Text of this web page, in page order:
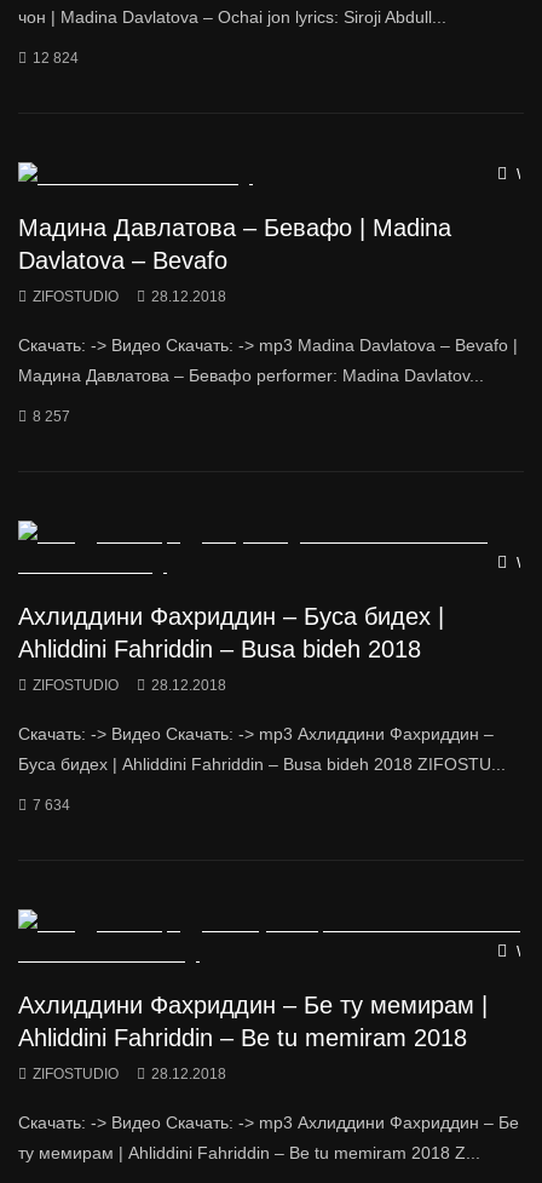
чон | Madina Davlatova – Ochai jon lyrics: Siroji Abdull...
12 824
Мадина Давлатова – Бевафо | Madina
Davlatova – Bevafo
ZIFOSTUDIO 28.12.2018
Скачать: -> Видео Скачать: -> mp3 Madina Davlatova – Bevafo |
Мадина Давлатова – Бевафо performer: Madina Davlatov...
8 257
Ахлиддини Фахриддин – Буса бидех |
Ahliddini Fahriddin – Busa bideh 2018
ZIFOSTUDIO 28.12.2018
Скачать: -> Видео Скачать: -> mp3 Ахлиддини Фахриддин –
Буса бидех | Ahliddini Fahriddin – Busa bideh 2018 ZIFOSTU...
7 634
Ахлиддини Фахриддин – Бе ту мемирам |
Ahliddini Fahriddin – Be tu memiram 2018
ZIFOSTUDIO 28.12.2018
Скачать: -> Видео Скачать: -> mp3 Ахлиддини Фахриддин – Бе
ту мемирам | Ahliddini Fahriddin – Be tu memiram 2018 Z...